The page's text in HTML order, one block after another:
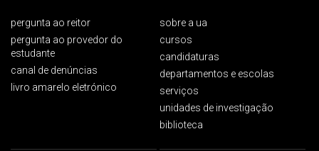
pergunta ao reitor
pergunta ao provedor do
estudante
canal de denúncias
livro amarelo eletrónico
sobre a ua
cursos
candidaturas
departamentos e escolas
serviços
unidades de investigação
biblioteca